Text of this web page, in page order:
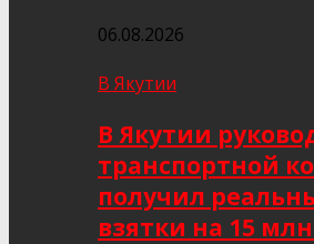
06.08.2026
В Якутии
В Якутии
транспортной
получил
взятки на 15